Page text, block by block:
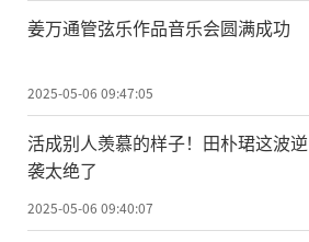
姜万通管弦乐作品音乐会圆满成功
2025-05-06 09:47:05
活成别人羡慕的样子！田朴珺这波逆
袭太绝了
2025-05-06 09:40:07